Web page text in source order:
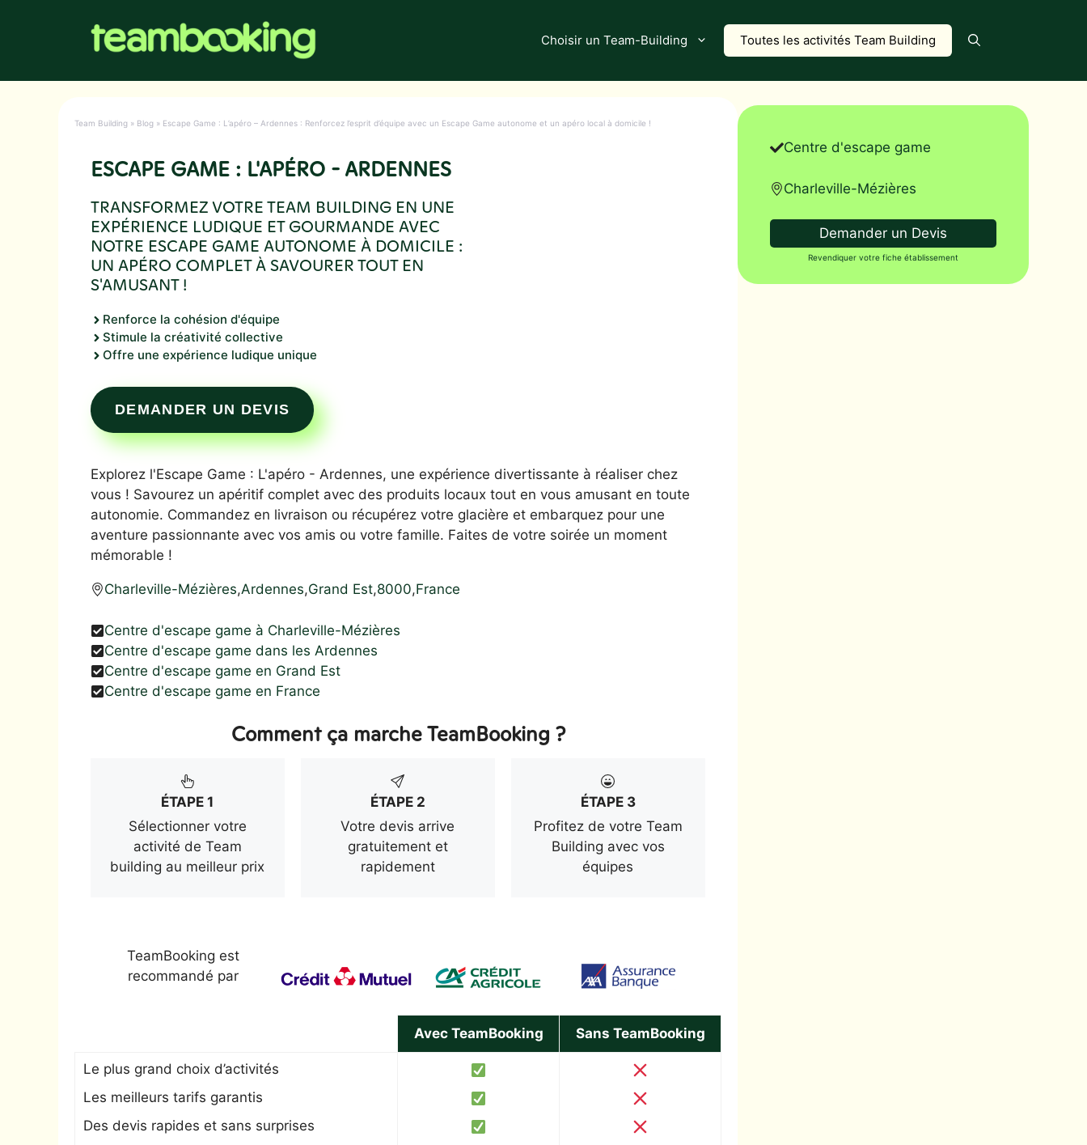
Choisir un Team-Building Toutes les activités Team Building
Team Building » Blog » Escape Game : L’apéro – Ardennes : Renforcez l’esprit d’équipe avec un Escape Game autonome et un apéro local à domicile !
ESCAPE GAME : L'APÉRO - ARDENNES
TRANSFORMEZ VOTRE TEAM BUILDING EN UNE
EXPÉRIENCE LUDIQUE ET GOURMANDE AVEC
NOTRE ESCAPE GAME AUTONOME À DOMICILE :
UN APÉRO COMPLET À SAVOURER TOUT EN
S'AMUSANT !
Renforce la cohésion d'équipe
Stimule la créativité collective
Offre une expérience ludique unique
DEMANDER UN DEVIS
Explorez l'Escape Game : L'apéro - Ardennes, une expérience divertissante à réaliser chez
vous ! Savourez un apéritif complet avec des produits locaux tout en vous amusant en toute
autonomie. Commandez en livraison ou récupérez votre glacière et embarquez pour une
aventure passionnante avec vos amis ou votre famille. Faites de votre soirée un moment
mémorable !
Charleville-Mézières,Ardennes,Grand Est,8000,France
Centre d'escape game à Charleville-Mézières
Centre d'escape game dans les Ardennes
Centre d'escape game en Grand Est
Centre d'escape game en France
Comment ça marche TeamBooking ?
ÉTAPE 1
Sélectionner votre
activité de Team
building au meilleur prix
ÉTAPE 2
Votre devis arrive
gratuitement et
rapidement
ÉTAPE 3
Profitez de votre Team
Building avec vos
équipes
TeamBooking est
recommandé par
Avec TeamBooking Sans TeamBooking
Le plus grand choix d’activités
Les meilleurs tarifs garantis
Des devis rapides et sans surprises
Centre d'escape game
Charleville-Mézières
Demander un Devis
Revendiquer votre fiche établissement